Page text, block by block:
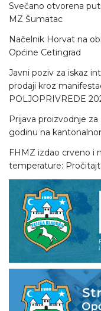
Svečano otvorena
MZ Šumatac
Načelnik Horvat na
Općine Cetingrad
Javni poziv za iskaz
prodaji kroz
POLJOPRIVREDE
Prijava proizvodnje
godinu na
FHMZ izdao crveno i
temperature: